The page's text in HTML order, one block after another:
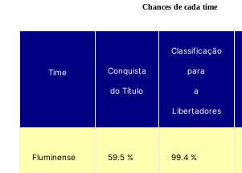
Chances de cada time
Time Conquista
do Título
Classificação
para
a
Libertadores
Fluminense 59.5 % 99.4 %